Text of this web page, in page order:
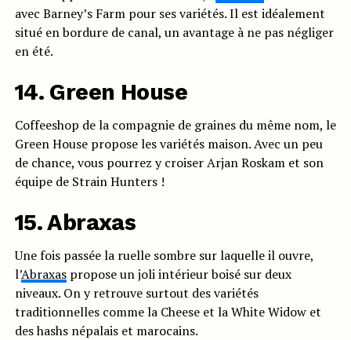
avec Barney’s Farm pour ses variétés. Il est idéalement
situé en bordure de canal, un avantage à ne pas négliger
en été.
14. Green House
Coffeeshop de la compagnie de graines du même nom, le
Green House propose les variétés maison. Avec un peu
de chance, vous pourrez y croiser Arjan Roskam et son
équipe de Strain Hunters !
15. Abraxas
Une fois passée la ruelle sombre sur laquelle il ouvre,
l’Abraxaspropose un joli intérieur boisé sur deux
niveaux. On y retrouve surtout des variétés
traditionnelles comme la Cheese et la White Widow et
des hashs népalais et marocains.